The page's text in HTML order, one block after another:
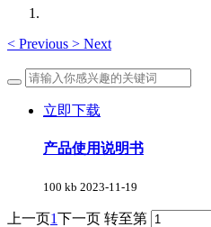
< Previous > Next
立即下载
产品使用说明书
100 kb 2023-11-19
上一页1下一页 转至第